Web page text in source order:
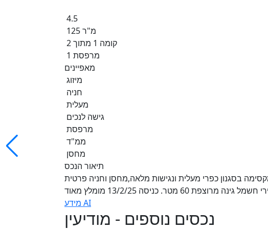
4.5
125 מ"ר
קומה 1 מתוך 2
1 מרפסת
מאפיינים
מיזוג
חניה
מעלית
גישה לנכים
מרפסת
ממ"ד
מחסן
תיאור הנכס
דירת גן 4.5 חדרים מקסימה בסגנון כפרי מעלית ונגישות מלאה,מחסן וחניה פרטית
מידע AI
נכסים נוספים - מודיעין